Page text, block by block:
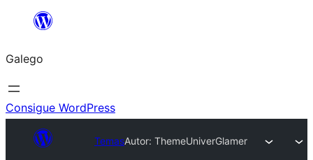
Saltar
contido
Galego
Consigue WordPress
TemasAutor: ThemeUniverGlamer